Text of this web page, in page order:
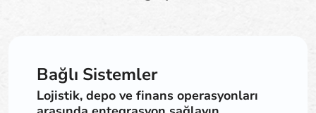
Bağlı Sistemler
Lojistik, depo ve finans operasyonları